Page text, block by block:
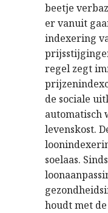
beetje
er vanuit
indexering
regel zegt
de sociale
automatisch
levenskost.
soelaas.
houdt met